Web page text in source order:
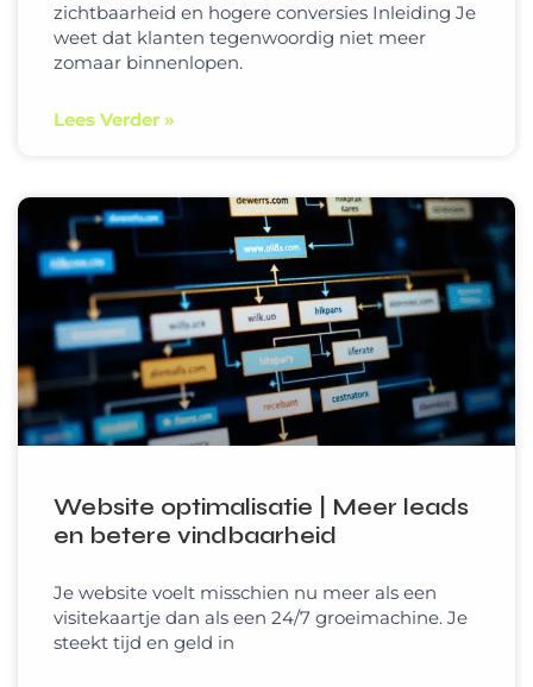
zichtbaarheid en hogere conversies Inleiding Je
weet dat klanten tegenwoordig niet meer
zomaar binnenlopen.
Lees Verder »
Website optimalisatie | Meer leads
en betere vindbaarheid
Je website voelt misschien nu meer als een
visitekaartje dan als een 24/7 groeimachine. Je
steekt tijd en geld in